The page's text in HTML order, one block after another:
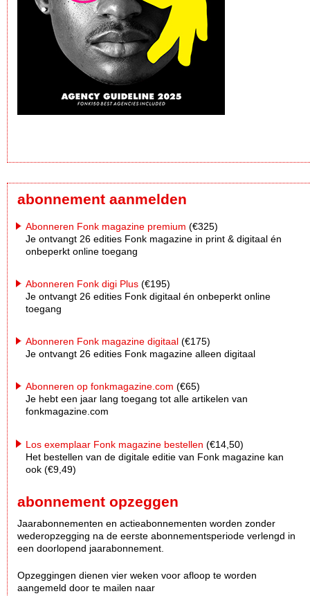
abonnement aanmelden
Abonneren Fonk magazine premium (€325)
Je ontvangt 26 edities Fonk magazine in print & digitaal én
onbeperkt online toegang
Abonneren Fonk digi Plus (€195)
Je ontvangt 26 edities Fonk digitaal én onbeperkt online
toegang
Abonneren Fonk magazine digitaal (€175)
Je ontvangt 26 edities Fonk magazine alleen digitaal
Abonneren op fonkmagazine.com (€65)
Je hebt een jaar lang toegang tot alle artikelen van
fonkmagazine.com
Los exemplaar Fonk magazine bestellen (€14,50)
Het bestellen van de digitale editie van Fonk magazine kan
ook (€9,49)
abonnement opzeggen
Jaarabonnementen en actieabonnementen worden zonder
wederopzegging na de eerste abonnementsperiode verlengd in
een doorlopend jaarabonnement.
Opzeggingen dienen vier weken voor afloop te worden
aangemeld door te mailen naar